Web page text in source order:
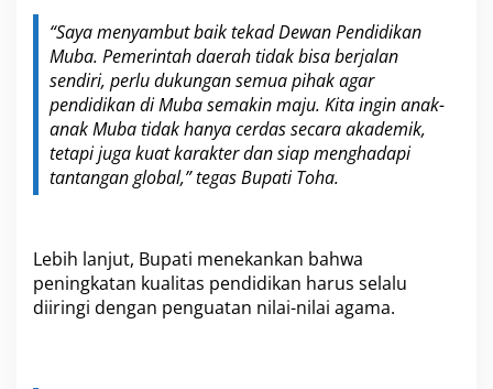
“Saya menyambut baik tekad Dewan Pendidikan
Muba. Pemerintah daerah tidak bisa berjalan
sendiri, perlu dukungan semua pihak agar
pendidikan di Muba semakin maju. Kita ingin anak-
anak Muba tidak hanya cerdas secara akademik,
tetapi juga kuat karakter dan siap menghadapi
tantangan global,” tegas Bupati Toha.
Lebih lanjut, Bupati menekankan bahwa
peningkatan kualitas pendidikan harus selalu
diiringi dengan penguatan nilai-nilai agama.